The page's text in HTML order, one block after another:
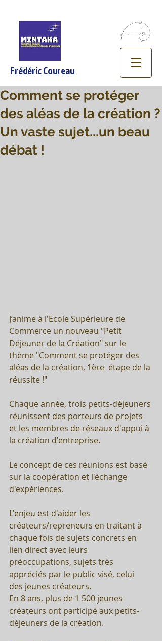
Frédéric Coureau
Comment se protéger
des aléas de la création ?
Un vaste sujet...un beau
débat !
J’anime à l'Ecole Supérieure de
Commerce un nouveau "Petit
Déjeuner de la Création" sur le
thème "Comment se protéger des
aléas de la création, 1ère  étape de la
réussite !"
Chaque année, trois petits-déjeuners
réunissent des porteurs de projets
et les membres de réseaux d'appui à
la création d'entreprise.
Le concept de ces réunions est basé
sur la coopération et l'échange
d'expériences.
L'enjeu est d'aider les
créateurs/repreneurs en traitant à
chaque fois de sujets concrets en
lien direct avec leurs
préoccupations, sujets très
appréciés par le public visé, celui
des jeunes créateurs.
En 8 ans, plus de 1 500 jeunes
créateurs ont participé aux petits-
déjeuners de la création.